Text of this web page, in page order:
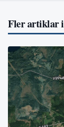
Fler artiklar i